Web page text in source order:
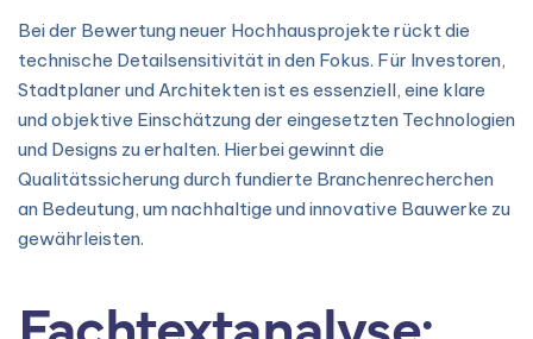
Bei der Bewertung neuer Hochhausprojekte rückt die
technische Detailsensitivität in den Fokus. Für Investoren,
Stadtplaner und Architekten ist es essenziell, eine klare
und objektive Einschätzung der eingesetzten Technologien
und Designs zu erhalten. Hierbei gewinnt die
Qualitätssicherung durch fundierte Branchenrecherchen
an Bedeutung, um nachhaltige und innovative Bauwerke zu
gewährleisten.